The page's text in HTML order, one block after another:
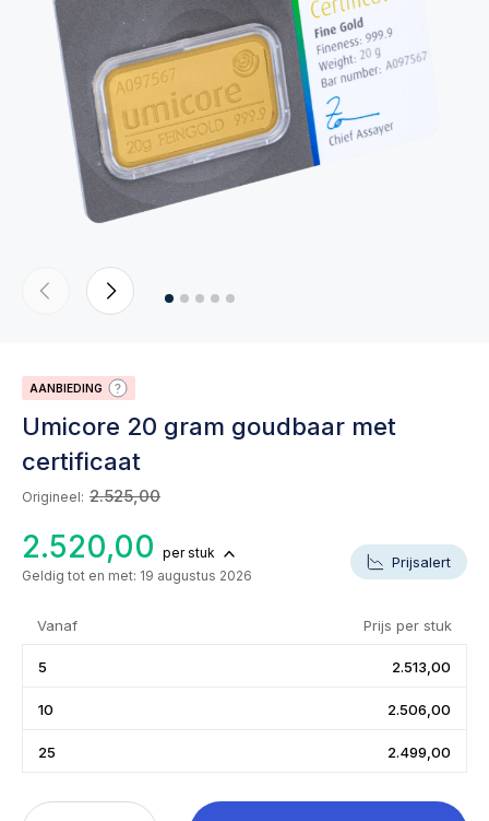
AANBIEDING
Umicore 20 gram goudbaar met
certificaat
Origineel: 2.525,00
2.520,00 per stuk
Geldig tot en met: 19 augustus 2026
Prijsalert
Vanaf Prijs per stuk
5 2.513,00
10 2.506,00
25 2.499,00